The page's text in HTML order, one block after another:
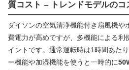
質コスト – トレンドモデルの
ダイソンの空気清浄機能付き扇風機や
費電力が高めですが、多機能による利
イントです。通常運転時は1時間あたり
ー機能や加湿機能を使うと一時的に